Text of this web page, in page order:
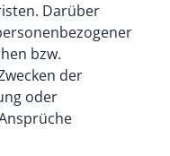
Darüber
bzw.
der
oder